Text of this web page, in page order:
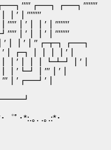
゜ﾟ･*:.｡. .｡.:*･